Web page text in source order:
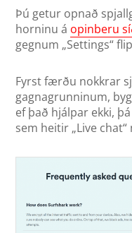
Þú getur opnað
horninu á opinberu
gegnum „Settings“
Fyrst færðu nokkrar
gagnagrunninum,
ef það hjálpar ekki,
sem heitir „Live